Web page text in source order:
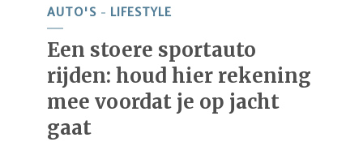
AUTO'S LIFESTYLE
Een stoere sportauto
rijden: houd hier rekening
mee voordat je op jacht
gaat